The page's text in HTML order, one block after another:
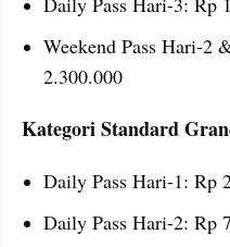
Weekend Pass Hari-2
2.300.000
Kategori Standard
Daily Pass Hari-1: Rp
Daily Pass Hari-2: Rp